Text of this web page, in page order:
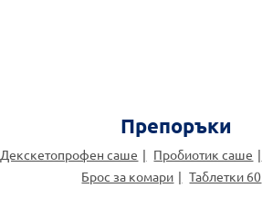
Препоръки
Декскетопрофен саше Пробиотик саше
Брос за комари
Таблетки 60